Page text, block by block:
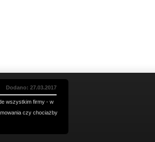
Dodano: 27.03.2017
wszystkim firmy - w
czy chociażby